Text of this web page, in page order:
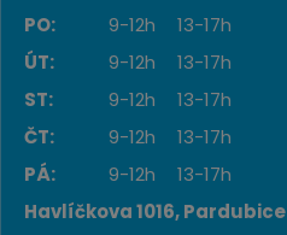
PO: 9-12h
13-17h
ÚT:
9-12h
13-17h
ST:
9-12h
13-17h
ČT:
9-12h
13-17h
PÁ:
9-12h
13-17h
Havlíčkova 1016, Pardubice